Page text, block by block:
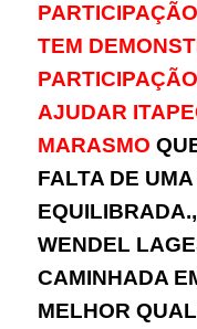
TEM
AJUDAR
MARASMO
FALTA DE
WENDEL
CAMINHADA
MELHOR